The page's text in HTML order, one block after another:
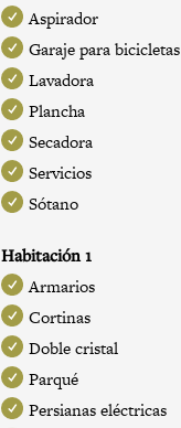
Aspirador
Garaje para bicicletas
Lavadora
Plancha
Secadora
Servicios
Sótano
Habitación 1
Armarios
Cortinas
Doble cristal
Parqué
Persianas eléctricas